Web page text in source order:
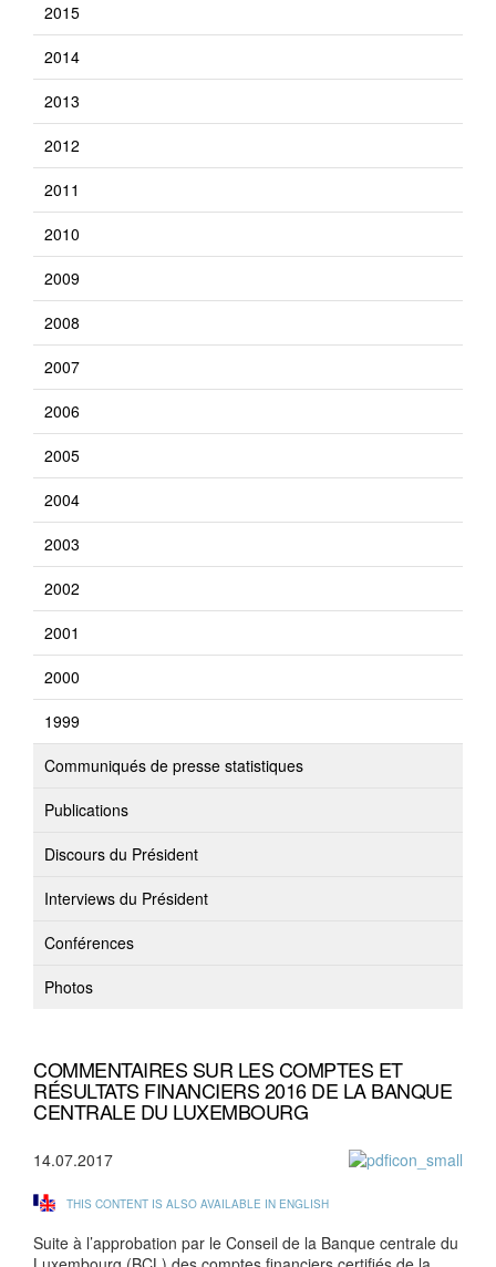
2015
2014
2013
2012
2011
2010
2009
2008
2007
2006
2005
2004
2003
2002
2001
2000
1999
Communiqués de presse statistiques
Publications
Discours du Président
Interviews du Président
Conférences
Photos
COMMENTAIRES SUR LES COMPTES ET
RÉSULTATS FINANCIERS 2016 DE LA BANQUE
CENTRALE DU LUXEMBOURG
14.07.2017
THIS CONTENT IS ALSO AVAILABLE IN ENGLISH
Suite à l’approbation par le Conseil de la Banque centrale du